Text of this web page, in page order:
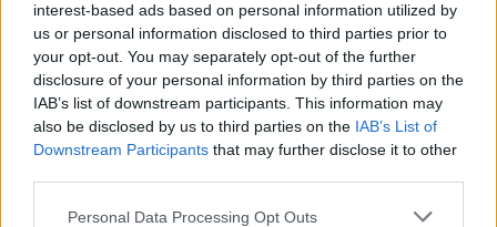
interest-based ads based on personal information utilized by
us or personal information disclosed to third parties prior to
your opt-out. You may separately opt-out of the further
disclosure of your personal information by third parties on the
IAB’s list of downstream participants. This information may
also be disclosed by us to third parties on the IAB’s List of
Downstream Participants that may further disclose it to other
Personal Data Processing Opt Outs
Παναθηναϊκός ΑΟ: Οι ευχές του στην Εθνική
ομάδα βόλεϊ
Στο πλευρό της Εθνικής ομάδας βόλεϊ στην πορεία της
στο Eurovolley 2019, βρίσκεται ο Παναθηναϊκός ΑΟ.
19 Σεπτεμβρίου 2019 14:24